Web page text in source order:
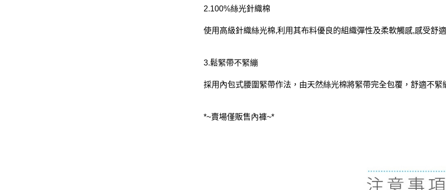
2.100%絲光針織棉
使用高級針織絲光棉,利用其布料優良的組織彈性及柔軟觸感,感受舒
3.鬆緊帶不緊繃
採用內包式腰圍緊帶作法，由天然絲光棉將緊帶完全包覆，舒適不緊
*~賣場僅販售內褲~*